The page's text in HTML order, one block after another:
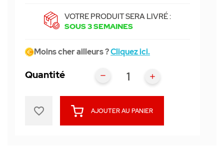
VOTRE PRODUIT SERA LIVRÉ :
SOUS 3 SEMAINES
Moins cher ailleurs ?Cliquez ici.
Quantité
AJOUTER AU PANIER
favorite_border